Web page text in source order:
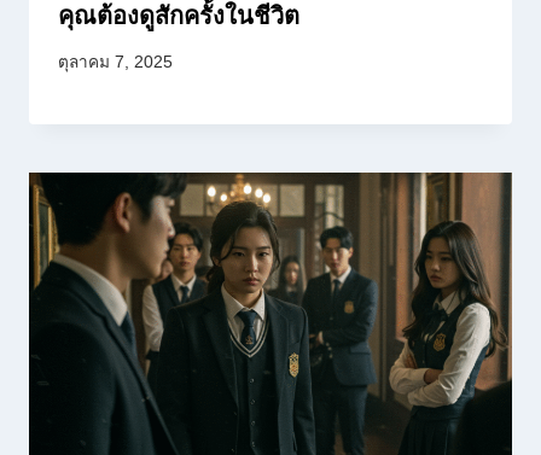
คุณต้องดูสักครั้งในชีวิต
ตุลาคม 7, 2025